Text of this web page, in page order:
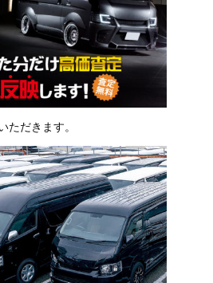
ただきます。